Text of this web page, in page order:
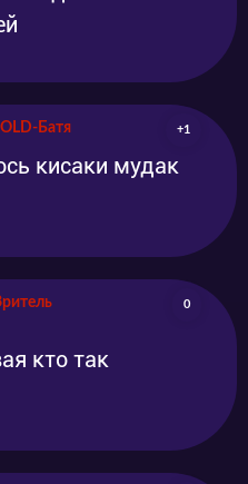
Батя +1
кисаки мудак
0
кто так